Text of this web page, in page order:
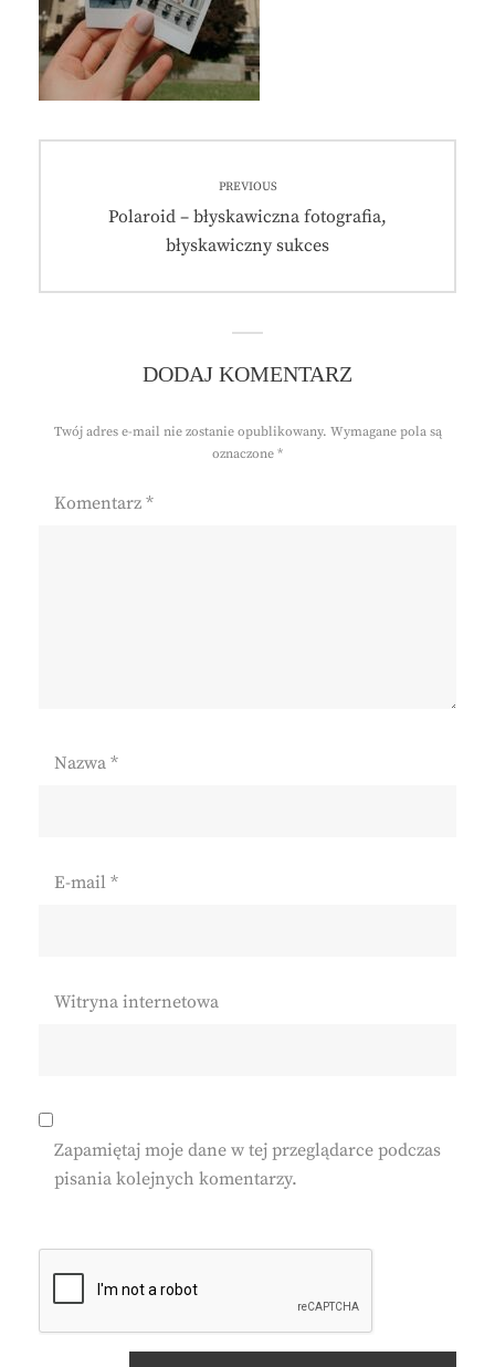
wpisu
PREVIOUS
Previous
Polaroid – błyskawiczna fotografia,
błyskawiczny sukces
DODAJ KOMENTARZ
Twój adres e-mail nie zostanie opublikowany. Wymagane pola są
oznaczone *
Komentarz *
Nazwa *
E-mail *
Witryna internetowa
Zapamiętaj moje dane w tej przeglądarce podczas
pisania kolejnych komentarzy.